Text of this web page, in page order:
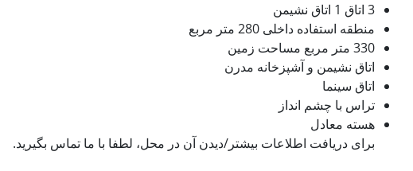
3 اتاق 1 اتاق نشیمن
منطقه استفاده داخلی 280 متر مربع
330 متر مربع مساحت زمین
اتاق نشیمن و آشپزخانه مدرن
اتاق سینما
تراس با چشم انداز
هسته معادل
برای دریافت اطلاعات بیشتر/دیدن آن در محل، لطفا با ما تماس بگیرید.